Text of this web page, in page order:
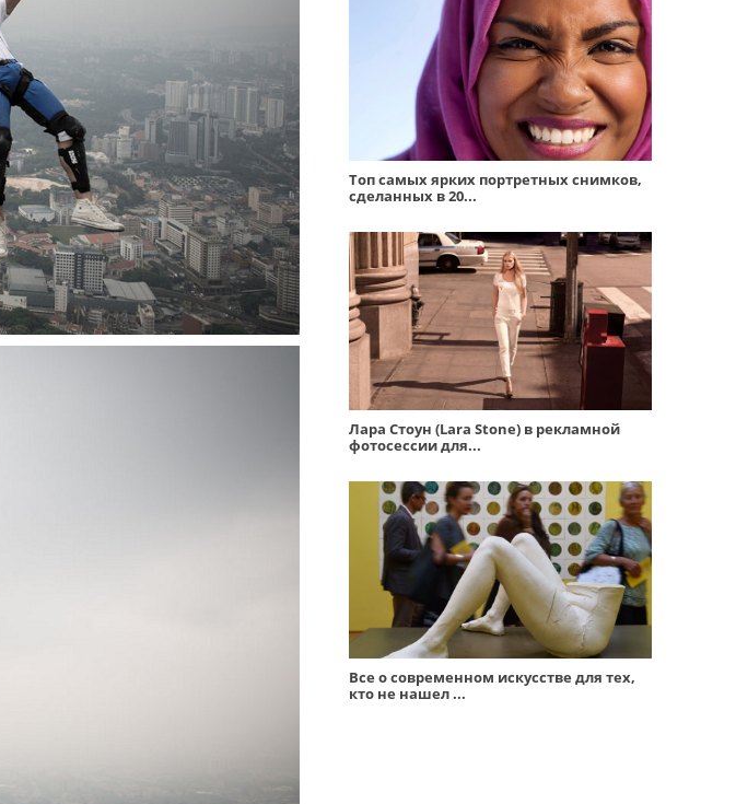
Топ самых ярких портретных снимков,
сделанных в 20...
Лара Стоун (Lara Stone) в рекламной
фотосессии для...
Все о современном искусстве для тех,
кто не нашел ...